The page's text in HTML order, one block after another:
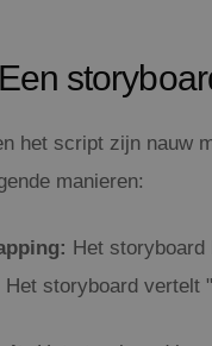
het script zijn nauw
manieren:
Het
Het storyboard vertelt